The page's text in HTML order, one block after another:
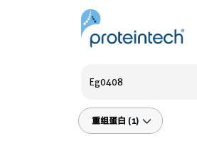
重组蛋白 (1)